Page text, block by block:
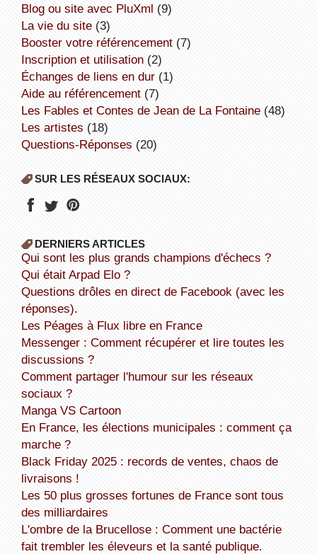
Blog ou site avec PluXml (9)
la vie du site(3)
booster votre référencement(7)
inscription et utilisation(2)
échanges de liens en dur(1)
aide au référencement(7)
Les Fables et Contes de Jean de La Fontaine(48)
Les artistes (18)
Questions-Réponses (20)
SUR LES RÉSEAUX SOCIAUX:
DERNIERS ARTICLES
Qui sont les plus grands champions d'échecs ?
Qui était Arpad Elo ?
Questions drôles en direct de Facebook (avec les
réponses).
Les Péages à Flux libre en France
Messenger : Comment récupérer et lire toutes les
discussions ?
Comment partager l'humour sur les réseaux
sociaux ?
Manga VS Cartoon
En France, les élections municipales : comment ça
marche ?
Black Friday 2025 : records de ventes, chaos de
livraisons !
Les 50 plus grosses fortunes de France sont tous
des milliardaires
L'ombre de la Brucellose : Comment une bactérie
fait trembler les éleveurs et la santé publique.